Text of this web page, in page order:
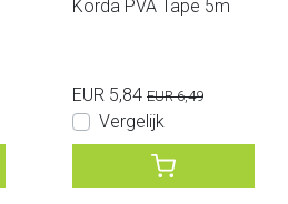
Korda PVA Tape 5m
EUR 5,84 EUR 6,49
Vergelijk